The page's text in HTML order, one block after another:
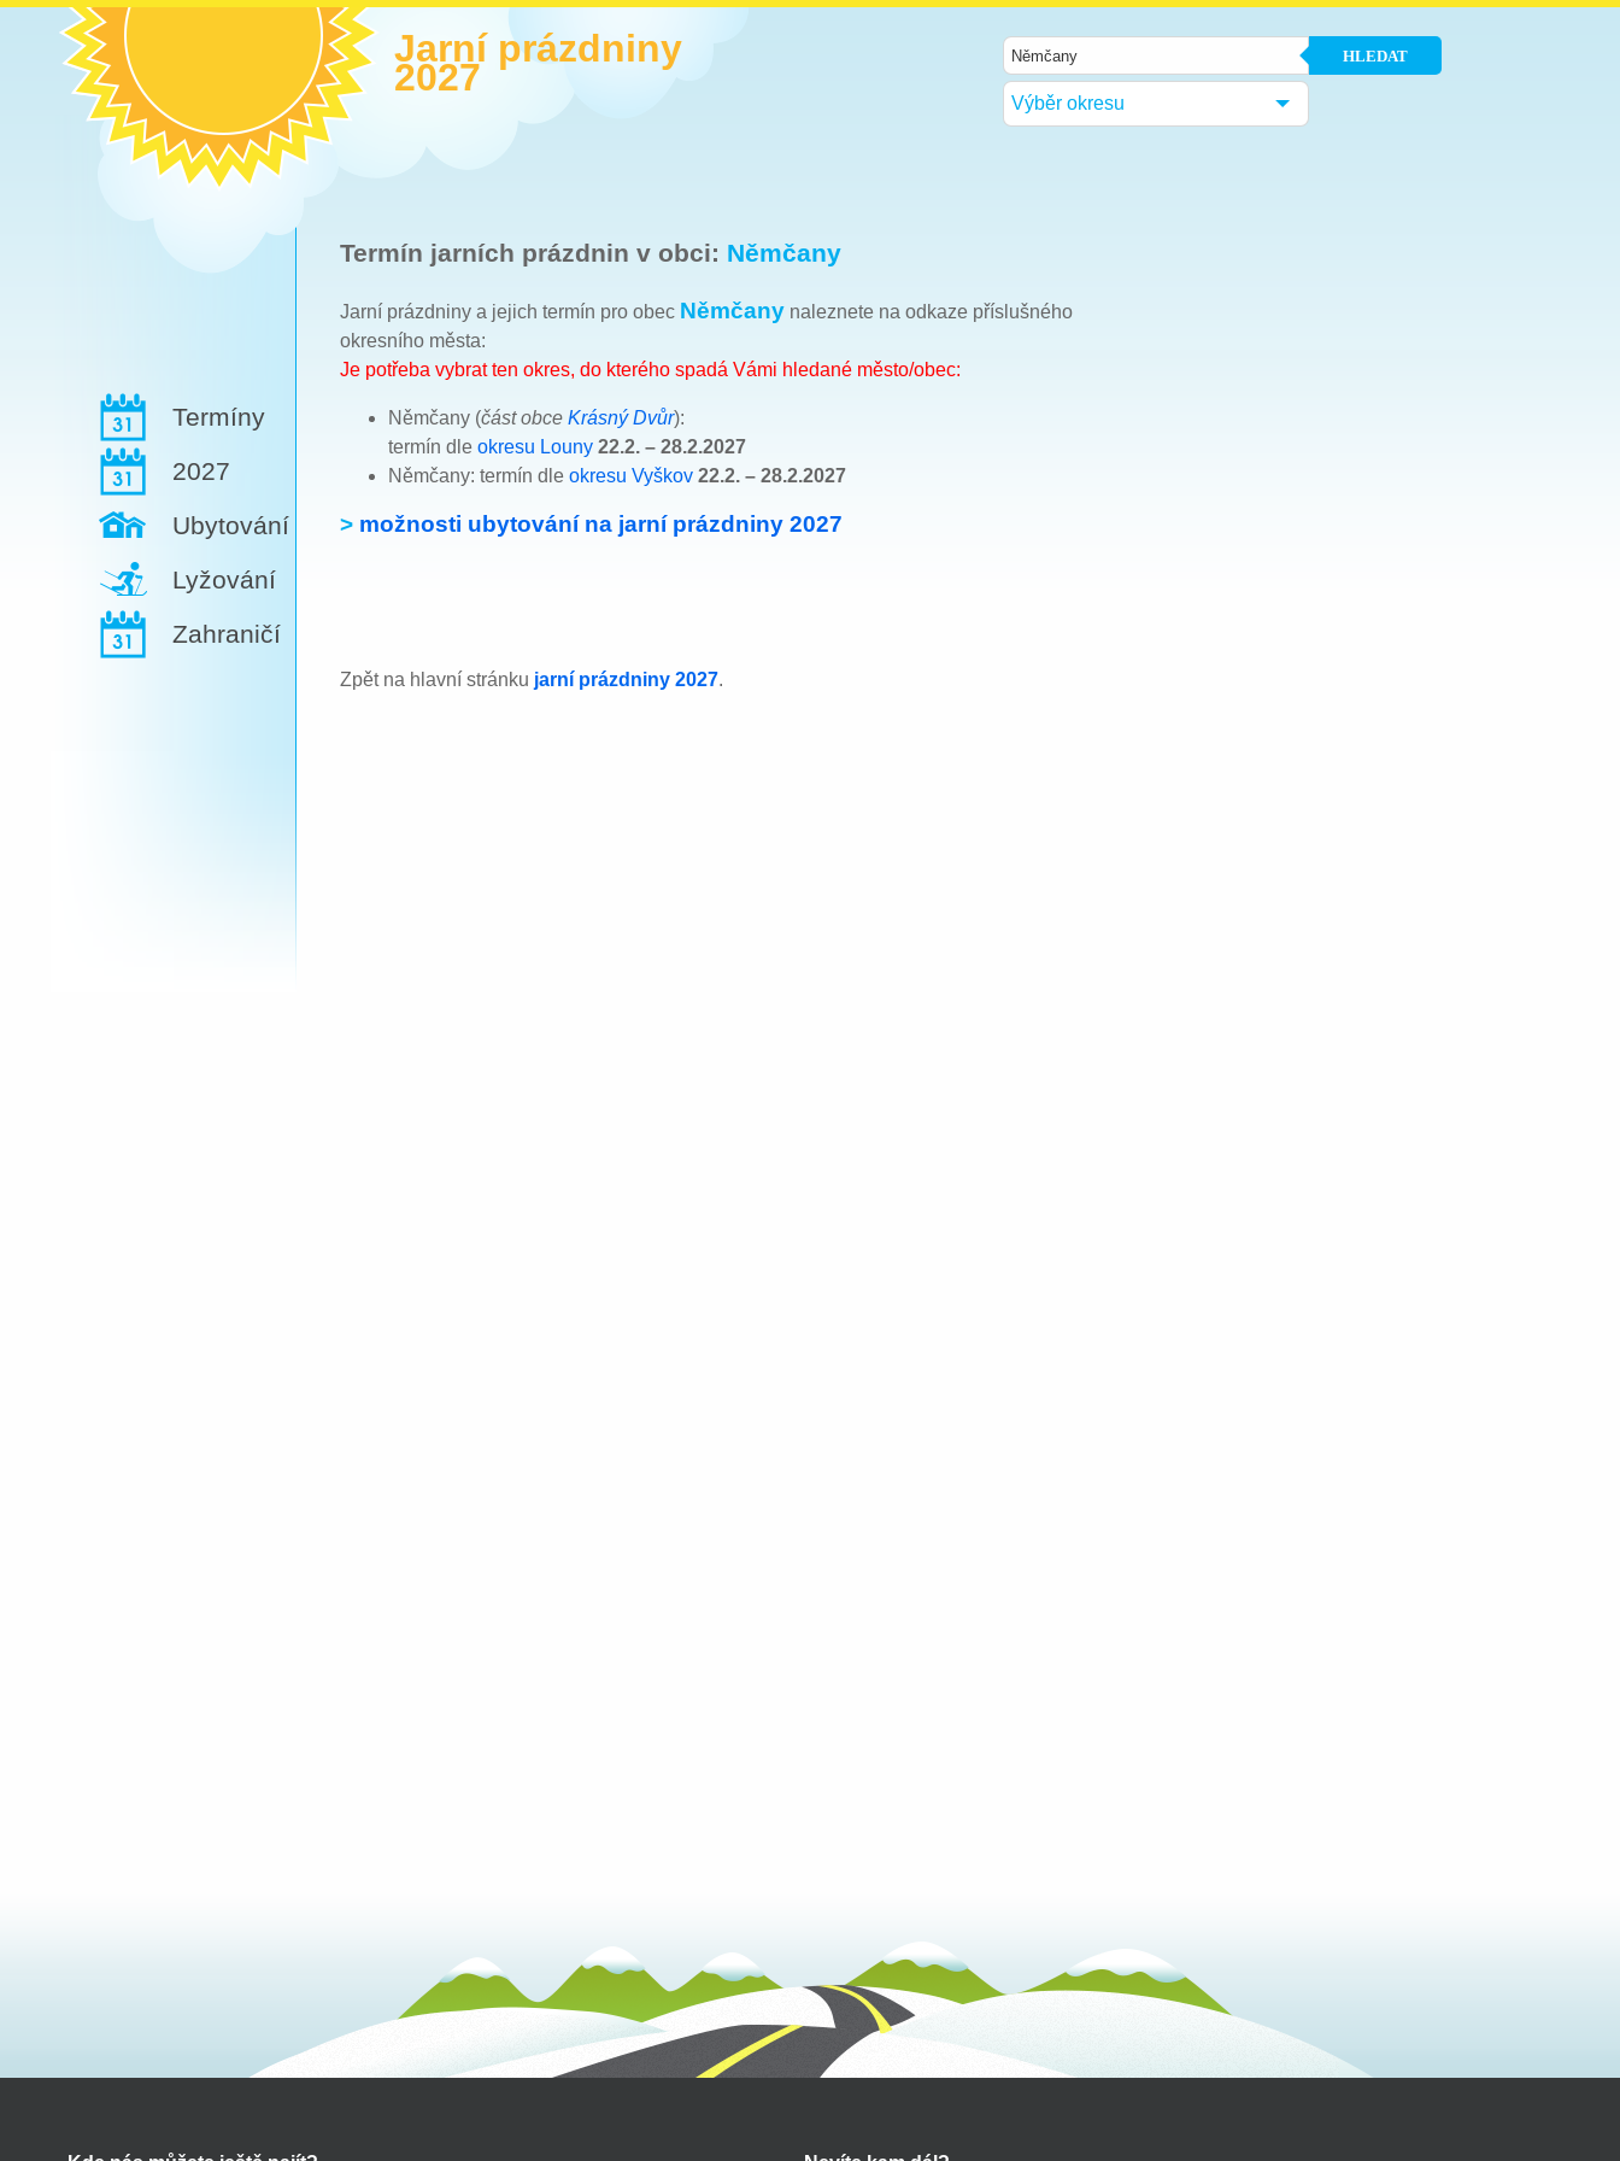
Jarní prázdniny
2027 HLEDAT
Výběr okresu
Termíny
2027
Ubytování
Lyžování
Zahraničí
Termín jarních prázdnin v obci: Němčany
Jarní prázdniny a jejich termín pro obec Němčany naleznete na odkaze příslušného
okresního města:
Je potřeba vybrat ten okres, do kterého spadá Vámi hledané město/obec:
Němčany (část obce Krásný Dvůr):
termín dle okresu Louny 22.2. – 28.2.2027
Němčany: termín dle okresu Vyškov 22.2. – 28.2.2027
> možnosti ubytování na jarní prázdniny 2027
Zpět na hlavní stránku jarní prázdniny 2027.